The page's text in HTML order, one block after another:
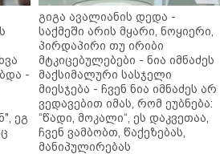
-
ეგ
გიგა ავალიანის დედა -
საქმეში არის მყარი, ნოყიერი,
პირდაპირი თუ ირიბი
მტკიცებულებები - ნია იმნაძეს
მაქსიმალური სასჯელი
მიესჯება - ჩვენ ნია იმნაძეს არ
ვედავებით იმას, რომ ეუბნება:
“წადი, მოკალი“, ეს დაკვეთაა,
ჩვენ ვამბობთ, წაქეზებას,
მანიპულირებას